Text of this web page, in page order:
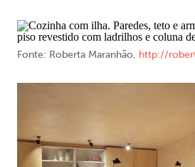
Fonte: Roberta Maranhão, http://